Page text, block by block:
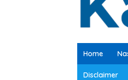
Home
Disclaimer